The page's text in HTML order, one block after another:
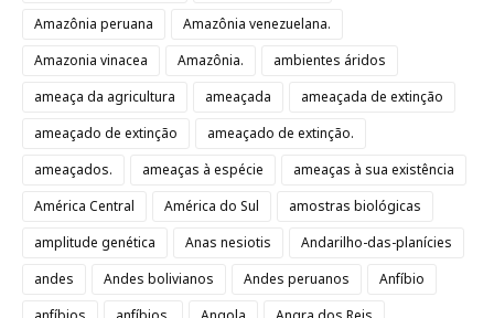
Amazônia peruana
Amazônia venezuelana.
Amazonia vinacea
Amazônia.
ambientes áridos
ameaça da agricultura
ameaçada
ameaçada de extinção
ameaçado de extinção
ameaçado de extinção.
ameaçados.
ameaças à espécie
ameaças à sua existência
América Central
América do Sul
amostras biológicas
amplitude genética
Anas nesiotis
Andarilho-das-planícies
andes
Andes bolivianos Andes peruanos
Anfíbio